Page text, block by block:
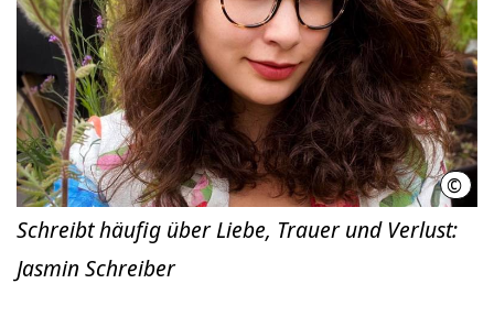
©
Schreibt häufig über Liebe, Trauer und Verlust:
Jasmin Schreiber